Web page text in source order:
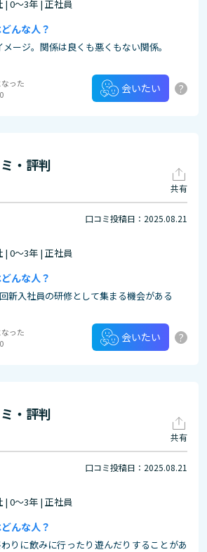
| 0～3年 | 正社員
んな人？
ージ。関係は良くも悪くもない関係。
った
0
会いたい ?
・評判
共有
口コミ投稿日：2025.08.21
| 0～3年 | 正社員
んな人？
新入社員の研修として集まる機会がある
った
0
会いたい ?
・評判
共有
口コミ投稿日：2025.08.21
| 0～3年 | 正社員
んな人？
りに飲みに行ったり遊んだりすることがあ